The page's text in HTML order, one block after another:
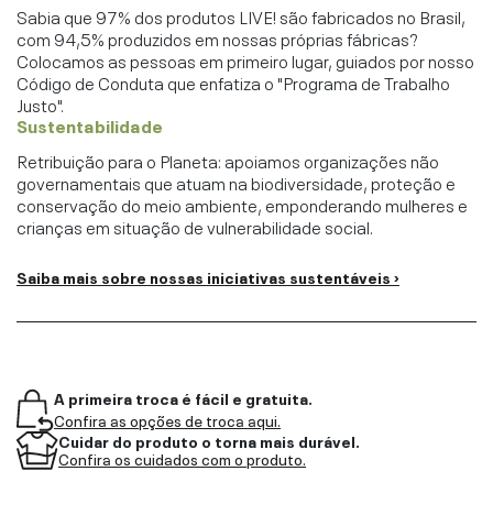
Sabia que 97% dos produtos LIVE! são fabricados no Brasil,
com 94,5% produzidos em nossas próprias fábricas?
Colocamos as pessoas em primeiro lugar, guiados por nosso
Código de Conduta que enfatiza o "Programa de Trabalho
Justo".
Sustentabilidade
Retribuição para o Planeta: apoiamos organizações não
governamentais que atuam na biodiversidade, proteção e
conservação do meio ambiente, emponderando mulheres e
crianças em situação de vulnerabilidade social.
Saiba mais sobre nossas iniciativas sustentáveis ›
A primeira troca é fácil e gratuita.
Confira as opções de troca aqui.
Cuidar do produto o torna mais durável.
Confira os cuidados com o produto.